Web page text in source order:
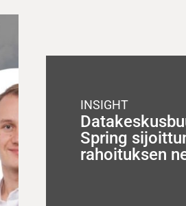
INSIGHT
Spring
rahoituksen